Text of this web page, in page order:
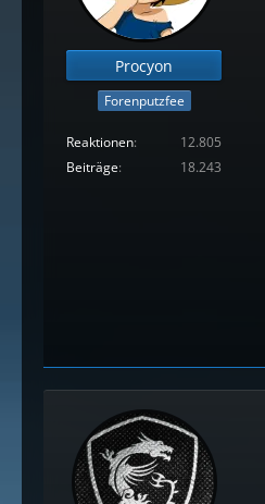
Procyon
Forenputzfee
Reaktionen
12.805
Beiträge
18.243